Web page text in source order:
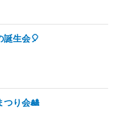
誕生会🎈
つり会🎎